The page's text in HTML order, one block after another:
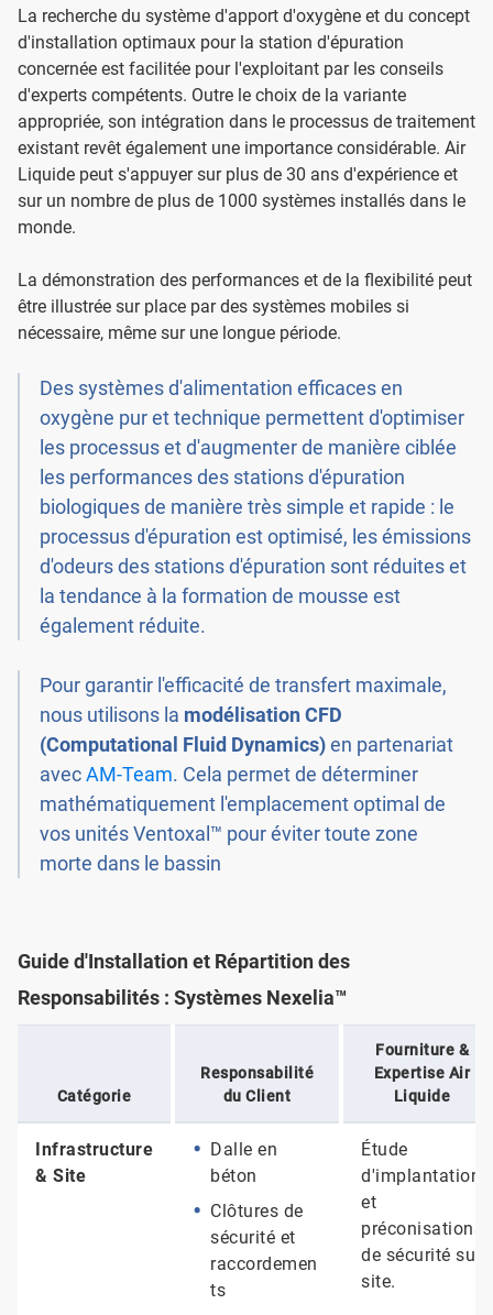
La recherche du système d'apport d'oxygène et du concept
d'installation optimaux pour la station d'épuration
concernée est facilitée pour l'exploitant par les conseils
d'experts compétents. Outre le choix de la variante
appropriée, son intégration dans le processus de traitement
existant revêt également une importance considérable. Air
Liquide peut s'appuyer sur plus de 30 ans d'expérience et
sur un nombre de plus de 1000 systèmes installés dans le
monde.
La démonstration des performances et de la flexibilité peut
être illustrée sur place par des systèmes mobiles si
nécessaire, même sur une longue période.
Des systèmes d'alimentation efficaces en
oxygène pur et technique permettent d'optimiser
les processus et d'augmenter de manière ciblée
les performances des stations d'épuration
biologiques de manière très simple et rapide : le
processus d'épuration est optimisé, les émissions
d'odeurs des stations d'épuration sont réduites et
la tendance à la formation de mousse est
également réduite.
Pour garantir l'efficacité de transfert maximale,
nous utilisons la modélisation CFD
(Computational Fluid Dynamics)en partenariat
avecAM-Team. Cela permet de déterminer
mathématiquement l'emplacement optimal de
vos unités Ventoxal™ pour éviter toute zone
morte dans le bassin
Guide d'Installation et Répartition des
Responsabilités : Systèmes Nexelia™
Catégorie
Responsabilité
du Client
Fourniture &
Expertise Air
Liquide
Infrastructure
& Site
Dalle en
béton
Clôtures de
sécurité et
raccordemen
ts
Étude
d'implantation
et
préconisations
de sécurité sur
site.